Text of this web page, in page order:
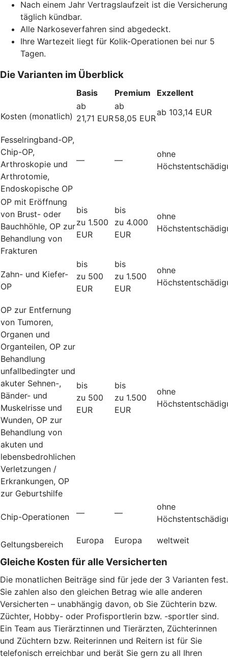
Nach einem Jahr Vertragslaufzeit ist die Versicherung
täglich kündbar.
Alle Narkoseverfahren sind abgedeckt.
Ihre Wartezeit liegt für Kolik-Operationen bei nur 5
Tagen.
Die Varianten im Überblick
Basis Premium Exzellent
Kosten (monatlich)
ab
21,71 EUR
ab
58,05 EUR
ab 103,14 EUR
Fesselringband-OP,
Chip-OP,
Arthroskopie und
Arthrotomie,
Endoskopische OP
— —
ohne
OP mit Eröffnung
von Brust- oder
Bauchhöhle, OP zur
Behandlung von
Frakturen
bis
zu 1.500
EUR
bis
zu 4.000
EUR
ohne
Zahn- und Kiefer-
OP
bis
zu 500
EUR
bis
zu 1.500
EUR
ohne
OP zur Entfernung
von Tumoren,
Organen und
Organteilen, OP zur
Behandlung
unfallbedingter und
akuter Sehnen-,
Bänder- und
Muskelrisse und
Wunden, OP zur
Behandlung von
akuten und
lebensbedrohlichen
Verletzungen /
Erkrankungen, OP
zur Geburtshilfe
bis
zu 500
EUR
bis
zu 1.500
EUR
ohne
Chip-Operationen — —
ohne
Geltungsbereich Europa Europa weltweit
Gleiche Kosten für alle Versicherten
Die monatlichen Beiträge sind für jede der 3 Varianten fest.
Sie zahlen also den gleichen Betrag wie alle anderen
Versicherten – unabhängig davon, ob Sie Züchterin bzw.
Züchter, Hobby- oder Profisportlerin bzw. -sportler sind.
Ein Team aus Tierärztinnen und Tierärzten, Züchterinnen
und Züchtern bzw. Reiterinnen und Reitern ist für Sie
telefonisch erreichbar und berät Sie gern zu all Ihren